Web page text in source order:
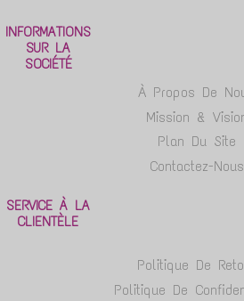
INFORMATIONS
SUR LA
SOCIÉTÉ
À Propos De
Mission &
Plan Du Site
Contactez-Nous
SERVICE À LA
CLIENTÈLE
Politique De
Politique De